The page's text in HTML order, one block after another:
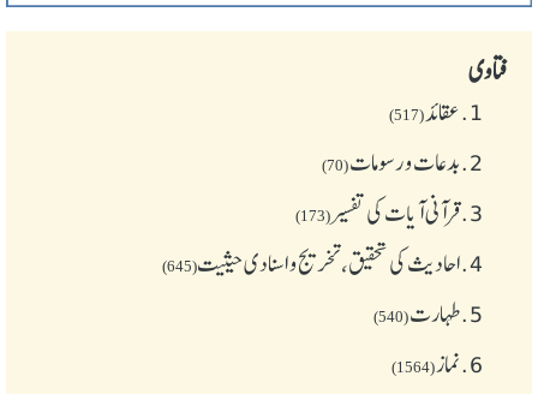
فتاوی
1. عقائد(517)
2. بدعات و رسومات(70)
3. قرآنی آیات کی تفسیر(173)
4. احادیث کی تحقیق، تخریج و اسنادی حیثیت(645)
5. طهارت(540)
6. نماز(1564)